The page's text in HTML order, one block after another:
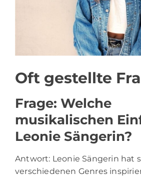
Oft gestellte
Frage: Welche
musikalischen
Leonie Sängerin?
Antwort: Leonie Sängerin hat
verschiedenen Genres